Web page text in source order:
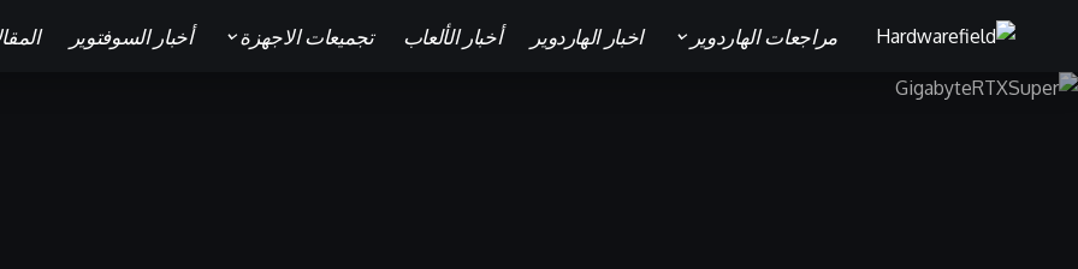
مراجعات الهاردوير اخبار الهاردوير أخبار الألعاب تجميعات الاجهزة أخبار السوفتوير